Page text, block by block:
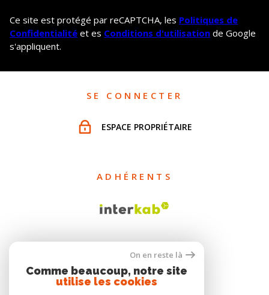
Ce site est protégé par reCAPTCHA, les Politiques de
Confidentialité et es Conditions d'utilisation de Google
s'appliquent.
SE CONNECTER
ESPACE PROPRIÉTAIRE
ADHÉRENTS
On en reste là
Comme beaucoup, notre site
utilise les cookies